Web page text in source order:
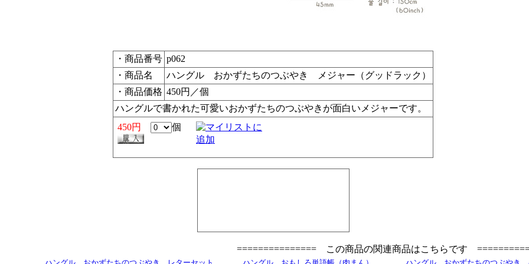
・商品番号 p062
・商品名
ハングル おかずたちのつぶやき メジャー（グッドラック）
・商品価格 450円／個
ハングルで書かれた可愛いおかずたちのつぶやきが面白いメジャーです。
450円
個
=============== この商品の関連商品はこちらです